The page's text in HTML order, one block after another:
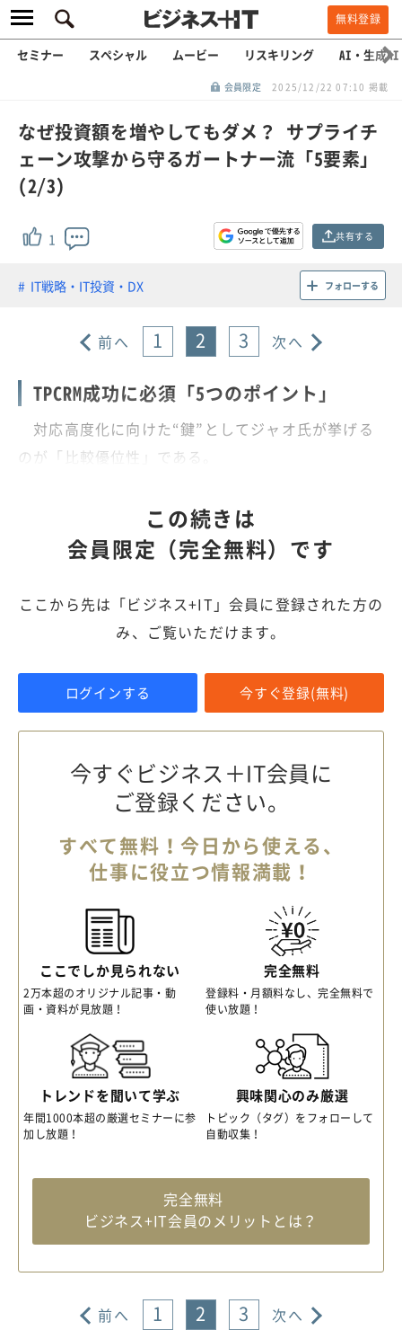
無料登録
セミナー スペシャル ムービー リスキリング AI・生成AI
会員限定 2025/12/22 07:10 掲載
なぜ投資額を増やしてもダメ？ サプライチ
ェーン攻撃から守るガートナー流「5要素」
(2/3)
1 共有する
IT戦略・IT投資・DX フォローする
前へ 1 2 3 次へ
TPCRM成功に必須「5つのポイント」
対応高度化に向けた“鍵”としてジャオ氏が挙げる
のが「比較優位性」である。
この続きは
会員限定（完全無料）です
ここから先は「ビジネス+IT」会員に登録された方の
み、ご覧いただけます。
ログインする 今すぐ登録(無料)
今すぐビジネス＋IT会員に
ご登録ください。
すべて無料！今日から使える、
仕事に役立つ情報満載！
ここでしか見られない
2万本超のオリジナル記事・動
画・資料が見放題！
完全無料
登録料・月額料なし、完全無料で
使い放題！
トレンドを聞いて学ぶ
年間1000本超の厳選セミナーに参
加し放題！
興味関心のみ厳選
トピック（タグ）をフォローして
自動収集！
完全無料
ビジネス+IT会員のメリットとは？
前へ 1 2 3 次へ